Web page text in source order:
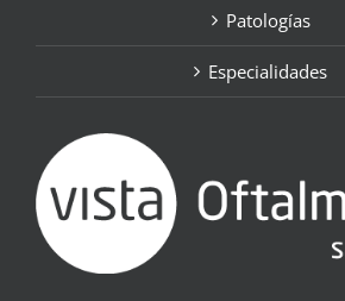
Patologías
Especialidades